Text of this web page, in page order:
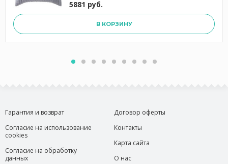
5881 руб.
В КОРЗИНУ
Гарантия и возврат
Согласие на использование
cookies
Согласие на обработку
данных
Договор оферты
Контакты
Карта сайта
О нас